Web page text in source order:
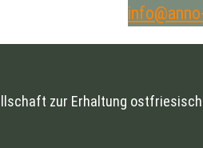
zur Erhaltung